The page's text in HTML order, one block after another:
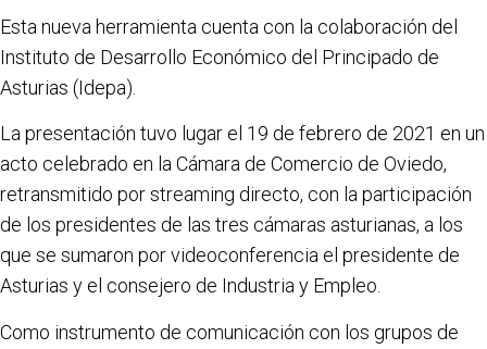
Esta nueva herramienta cuenta con la colaboración del
Instituto de Desarrollo Económico del Principado de
Asturias (Idepa).
La presentación tuvo lugar el 19 de febrero de 2021 en un
acto celebrado en la Cámara de Comercio de Oviedo,
retransmitido por streaming directo, con la participación
de los presidentes de las tres cámaras asturianas, a los
que se sumaron por videoconferencia el presidente de
Asturias y el consejero de Industria y Empleo.
Como instrumento de comunicación con los grupos de